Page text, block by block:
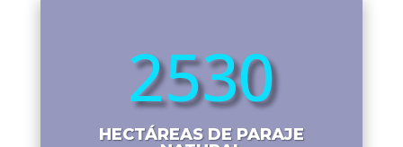
2530
HECTÁREAS DE PARAJE